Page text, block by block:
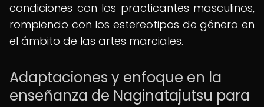
condiciones con los practicantes masculinos,
rompiendo con los estereotipos de género en
el ámbito de las artes marciales.
Adaptaciones y enfoque en la
enseñanza de Naginatajutsu para